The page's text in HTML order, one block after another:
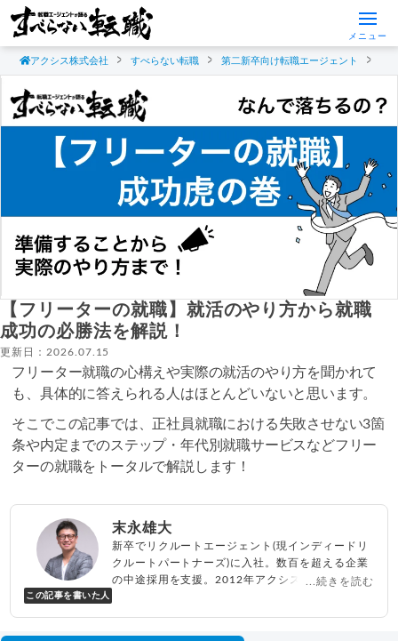
メニュー
アクシス株式会社 すべらない転職 第二新卒向け転職エージェント
【フリーターの就職】就活のやり方から就職
成功の必勝法を解説！
更新日：2026.07.15
フリーター就職の心構えや実際の就活のやり方を聞かれて
も、具体的に答えられる人はほとんどいないと思います。
そこでこの記事では、正社員就職における失敗させない3箇
条や内定までのステップ・年代別就職サービスなどフリー
ターの就職をトータルで解説します！
この記事を書いた人
末永雄大
新卒でリクルートエージェント(現インディードリ
クルートパートナーズ)に入社。数百を超える企業
の中途採用を支援。2012年アクシス(株)設立、代
...続きを読む